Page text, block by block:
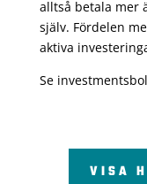
alltså betala mer
själv. Fördelen
aktiva
Se
VISA